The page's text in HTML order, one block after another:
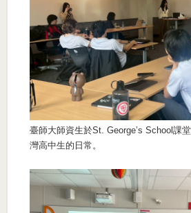
臺師大師資生於St. George’s School課
灣高中生的日常。